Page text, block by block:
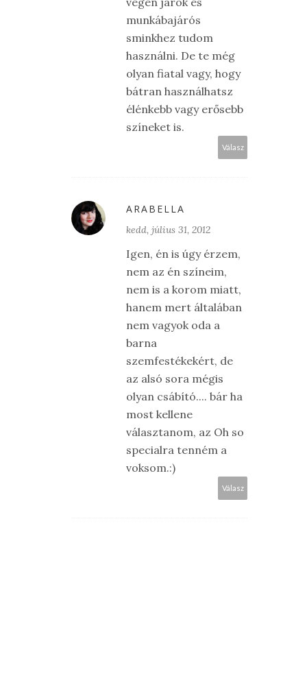
munkábajárós
sminkhez tudom
használni. De te még
olyan fiatal vagy, hogy
bátran használhatsz
élénkebb vagy erősebb
színeket is.
Válasz
ARABELLA
kedd, július 31, 2012
Igen, én is úgy érzem,
nem az én színeim,
nem is a korom miatt,
hanem mert általában
nem vagyok oda a
barna
szemfestékekért, de
az alsó sora mégis
olyan csábító.... bár ha
most kellene
választanom, az Oh so
specialra tenném a
voksom.:)
Válasz